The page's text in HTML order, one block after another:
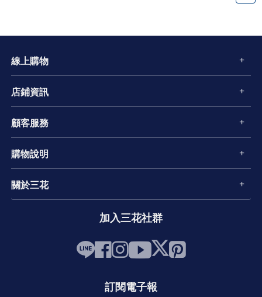
線上購物
店鋪資訊
顧客服務
購物說明
關於三花
加入三花社群
訂閱電子報